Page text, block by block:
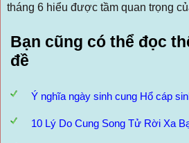
tháng 6 hiểu được tầm quan trọng
Bạn cũng có thể đọc
đề
Ý nghĩa ngày sinh cung Hổ cáp
10 Lý Do Cung Song Tử Rời Xa